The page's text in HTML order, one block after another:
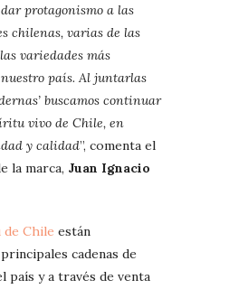
protagonismo a las
chilenas, varias de las
variedades más
país. Al juntarlas
buscamos continuar
vivo de Chile, en
y calidad”, comenta el
la marca, Juan Ignacio
Chile están
cadenas de
país y a través de venta